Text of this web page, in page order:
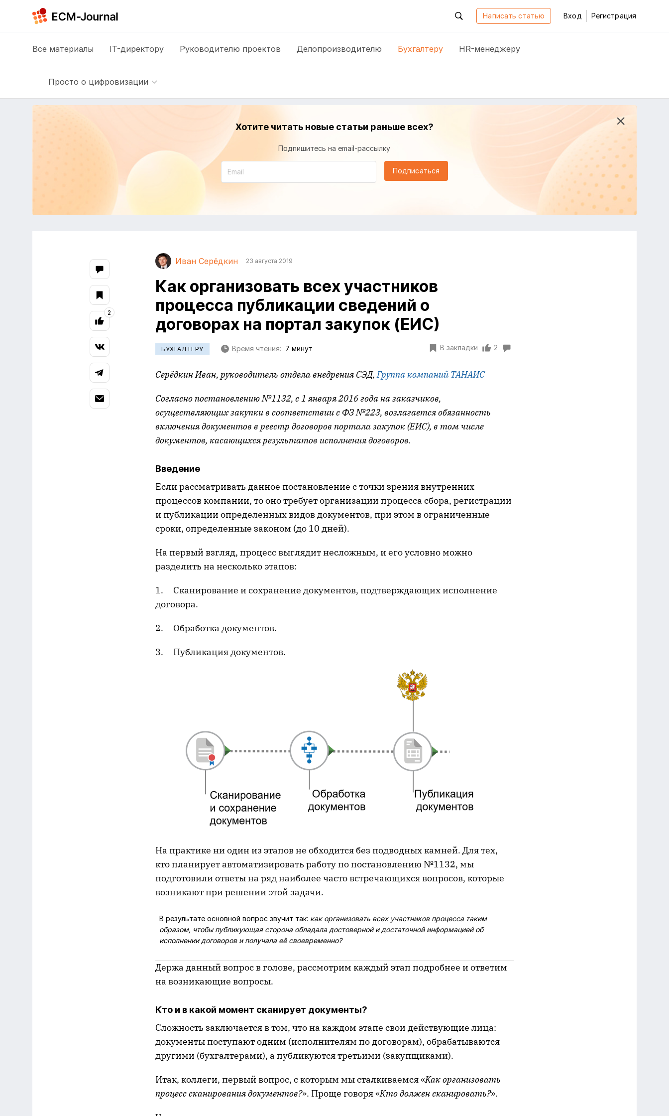
Написать статью Вход Регистрация
Все материалы IT-директору Руководителю проектов Делопроизводителю Бухгалтеру HR-менеджеру
Просто о цифровизации
Хотите читать новые статьи раньше всех?
Подпишитесь на email-рассылку
Подписаться
Иван Серёдкин 23 августа 2019
Как организовать всех участников
процесса публикации сведений о
договорах на портал закупок (ЕИС)
БУХГАЛТЕРУ Время чтения: 7 минут В закладки 2
Серёдкин Иван, руководитель отдела внедрения СЭД,Группа компаний ТАНАИС
Согласно постановлению №1132, с 1 января 2016 года на заказчиков,
осуществляющих закупки в соответствии с ФЗ №223, возлагается обязанность
включения документов в реестр договоров портала закупок (ЕИС), в том числе
документов, касающихся результатов исполнения договоров.
Введение
Если рассматривать данное постановление с точки зрения внутренних
процессов компании, то оно требует организации процесса сбора, регистрации
и публикации определенных видов документов, при этом в ограниченные
сроки, определенные законом (до 10 дней).
На первый взгляд, процесс выглядит несложным, и его условно можно
разделить на несколько этапов:
1. Сканирование и сохранение документов, подтверждающих исполнение
договора.
2. Обработка документов.
3. Публикация документов.
На практике ни один из этапов не обходится без подводных камней. Для тех,
кто планирует автоматизировать работу по постановлению №1132, мы
подготовили ответы на ряд наиболее часто встречающихся вопросов, которые
возникают при решении этой задачи.
В результате основной вопрос звучит так: как организовать всех участников процесса таким
образом, чтобы публикующая сторона обладала достоверной и достаточной информацией об
исполнении договоров и получала её своевременно?
Держа данный вопрос в голове, рассмотрим каждый этап подробнее и ответим
на возникающие вопросы.
Кто и в какой момент сканирует документы?
Сложность заключается в том, что на каждом этапе свои действующие лица:
документы поступают одним (исполнителям по договорам), обрабатываются
другими (бухгалтерами), а публикуются третьими (закупщиками).
Итак, коллеги, первый вопрос, с которым мы сталкиваемся «Как организовать
процесс сканирования документов?». Проще говоря «Кто должен сканировать?».
2